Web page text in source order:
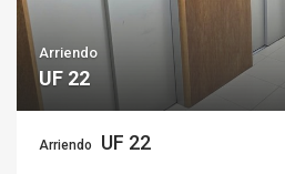
Arriendo
UF 22
Arriendo UF 22